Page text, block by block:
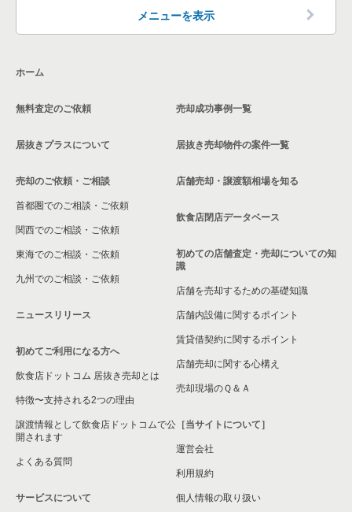
品川区の飲食店の居抜き売却物件の案件一覧
中野区の飲食店の居抜き売却物件の案件一覧
東京23区の洋食の居抜き売却物件の案件一覧
メニューを表示
ホーム
無料査定のご依頼
居抜きプラスについて
売却のご依頼・ご相談
首都圏でのご相談・ご依頼
関西でのご相談・ご依頼
東海でのご相談・ご依頼
九州でのご相談・ご依頼
ニュースリリース
初めてご利用になる方へ
飲食店ドットコム 居抜き売却とは
特徴〜支持される2つの理由
譲渡情報として飲食店ドットコムで公
開されます
よくある質問
サービスについて
売却成功事例一覧
居抜き売却物件の案件一覧
店舗売却・譲渡額相場を知る
飲食店閉店データベース
初めての店舗査定・売却についての知
識
店舗を売却するための基礎知識
店舗内設備に関するポイント
賃貸借契約に関するポイント
店舗売却に関する心構え
売却現場のＱ＆Ａ
［当サイトについて］
運営会社
利用規約
個人情報の取り扱い